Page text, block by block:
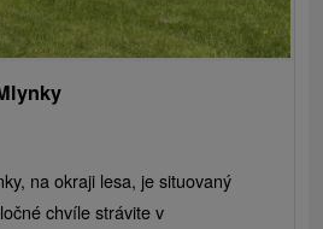
na okraji lesa, je situovaný
chvíle strávite v